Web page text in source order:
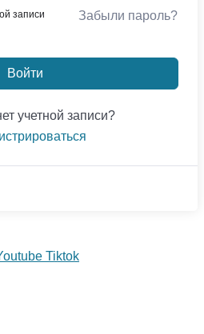
записи Забыли пароль?
Войти
учетной записи?
Tiktok